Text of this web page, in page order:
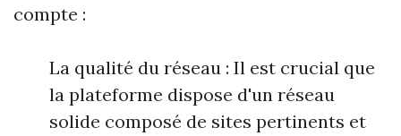
compte :
La qualité du réseau : Il est crucial que
la plateforme dispose d'un réseau
solide composé de sites pertinents et